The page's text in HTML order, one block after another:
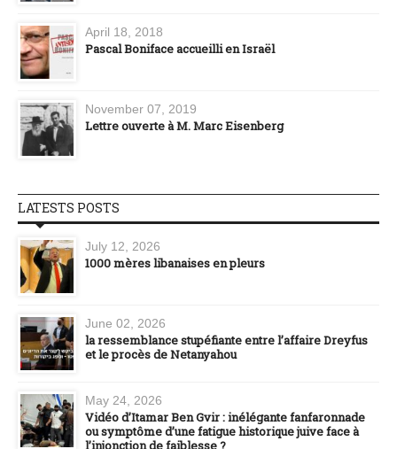
April 18, 2018
Pascal Boniface accueilli en Israël
November 07, 2019
Lettre ouverte à M. Marc Eisenberg
LATESTS POSTS
July 12, 2026
1000 mères libanaises en pleurs
June 02, 2026
la ressemblance stupéfiante entre l’affaire Dreyfus
et le procès de Netanyahou
May 24, 2026
Vidéo d’Itamar Ben Gvir : inélégante fanfaronnade
ou symptôme d’une fatigue historique juive face à
l’injonction de faiblesse ?